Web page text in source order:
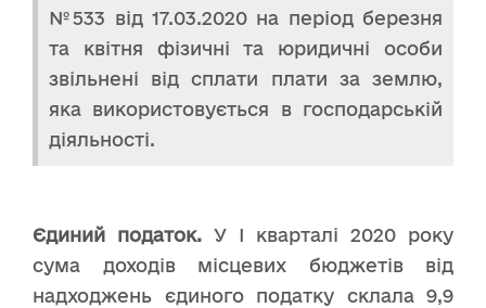
№533 від 17.03.2020 на період березня
та квітня фізичні та юридичні особи
звільнені від сплати плати за землю,
яка використовується в господарській
діяльності.
Єдиний податок.У І кварталі 2020 року
сума доходів місцевих бюджетів від
надходжень єдиного податку склала 9,9